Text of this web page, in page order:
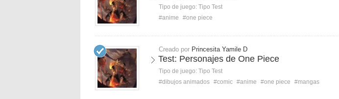
Tipo de juego: Tipo Test
#anime
#one piece
Creado por Princesita Yamile D
Test: Personajes de One Piece
Tipo de juego: Tipo Test
#dibujos animados #comic #anime #one piece #mangas